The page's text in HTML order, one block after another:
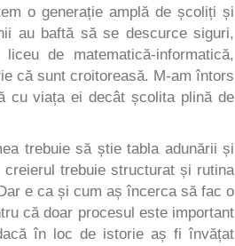
o generație amplă de școliți și
au baftă să se descurce siguri,
de matematică-informatică,
că sunt croitoreasă. M-am întors
cu viața ei decât școlita plină de
să știe tabla adunării și
trebuie structurat și rutina
e ca și cum aș încerca să fac o
că doar procesul este important
în loc de istorie aș fi învățat